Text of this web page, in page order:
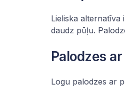
Lieliska
daudz pūļu.
Palodzes
Logu palodzes ar